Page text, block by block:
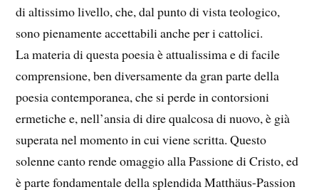
di altissimo livello, che, dal punto di vista teologico,
sono pienamente accettabili anche per i cattolici.
La materia di questa poesia è attualissima e di facile
comprensione, ben diversamente da gran parte della
poesia contemporanea, che si perde in contorsioni
ermetiche e, nell’ansia di dire qualcosa di nuovo, è già
superata nel momento in cui viene scritta. Questo
solenne canto rende omaggio alla Passione di Cristo, ed
è parte fondamentale della splendida Matthäus-Passion